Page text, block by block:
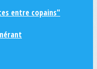
entre copains"